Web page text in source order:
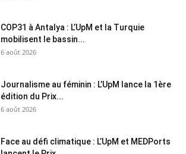
COP31 à Antalya : L’UpM et la Turquie
mobilisent le bassin...
6 août 2026
Journalisme au féminin : L’UpM lance la 1ère
édition du Prix...
6 août 2026
Face au défi climatique : L’UpM et MEDPorts